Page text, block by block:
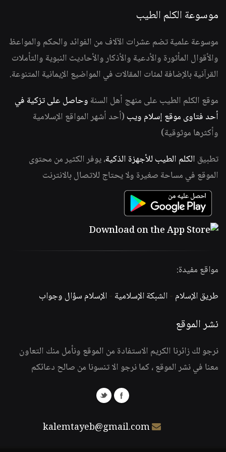
موسوعة الكلم الطيب
موسوعة علمية تضم عشرات الآلاف من الفوائد والحكم والمواعظ
والأقوال المأثورة والأدعية والأذكار والأحاديث النبوية والتأملات
القرآنية بالإضافة لمئات المقالات في المواضيع الإيمانية المتنوعة.
موقع الكلم الطيب على منهج أهل السنة وحاصل على تزكية في
أحد فتاوى موقع إسلام ويب (أحد أشهر المواقع الإسلامية
وأكثرها موثوقية)
تطبيق الكلم الطيب للأجهزة الذكية، يوفر الكثير من محتوى
الموقع في مساحة صغيرة ولا يحتاج للاتصال بالانترنت
مواقع مفيدة:
طريق الإسلام -الشبكة الإسلامية -الإسلام سؤال وجواب
نشر الموقع
نرجو لك زائرنا الكريم الاستفادة من الموقع ونأمل منك التعاون
معنا في نشر الموقع ، كما نرجو الا تنسونا من صالح دعائكم
kalemtayeb@gmail.com